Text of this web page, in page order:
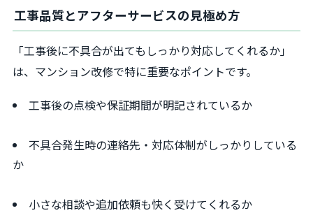
工事品質とアフターサービスの見極め方
「工事後に不具合が出てもしっかり対応してくれるか」
は、マンション改修で特に重要なポイントです。
工事後の点検や保証期間が明記されているか
不具合発生時の連絡先・対応体制がしっかりしている
か
小さな相談や追加依頼も快く受けてくれるか